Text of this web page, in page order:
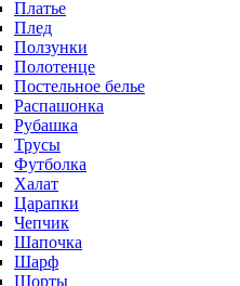
Платье
Плед
Ползунки
Полотенце
Постельное белье
Распашонка
Рубашка
Трусы
Футболка
Халат
Царапки
Чепчик
Шапочка
Шарф
Шорты